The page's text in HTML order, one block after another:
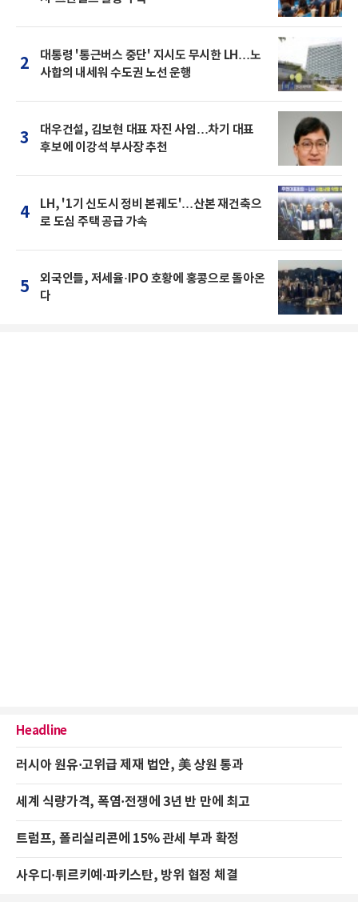
2
대통령 '통근버스 중단' 지시도 무시한 LH…노
사합의 내세워 수도권 노선 운행
3
대우건설, 김보현 대표 자진 사임…차기 대표
후보에 이강석 부사장 추천
4
LH, '1기 신도시 정비 본궤도'…산본 재건축으
로 도심 주택 공급 가속
5
외국인들, 저세율·IPO 호황에 홍콩으로 돌아온
다
Headline
러시아 원유·고위급 제재 법안, 美 상원 통과
세계 식량가격, 폭염·전쟁에 3년 반 만에 최고
트럼프, 폴리실리콘에 15% 관세 부과 확정
사우디·튀르키예·파키스탄, 방위 협정 체결